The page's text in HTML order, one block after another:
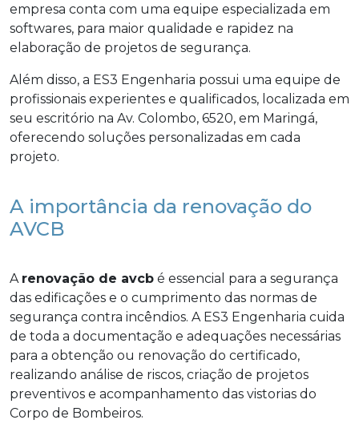
empresa conta com uma equipe especializada em
softwares, para maior qualidade e rapidez na
elaboração de projetos de segurança.
Além disso, a ES3 Engenharia possui uma equipe de
profissionais experientes e qualificados, localizada em
seu escritório na Av. Colombo, 6520, em Maringá,
oferecendo soluções personalizadas em cada
projeto.
A importância da renovação do
AVCB
A renovação de avcb é essencial para a segurança
das edificações e o cumprimento das normas de
segurança contra incêndios. A ES3 Engenharia cuida
de toda a documentação e adequações necessárias
para a obtenção ou renovação do certificado,
realizando análise de riscos, criação de projetos
preventivos e acompanhamento das vistorias do
Corpo de Bombeiros.